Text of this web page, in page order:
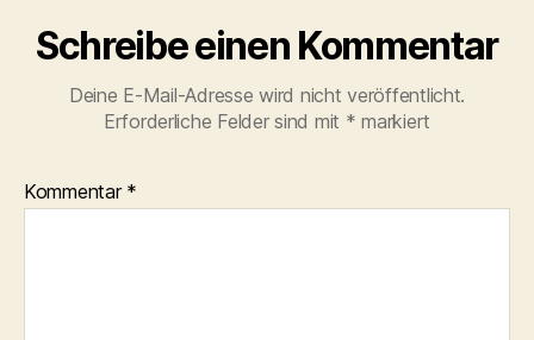
Schreibe einen Kommentar
Deine E-Mail-Adresse wird nicht veröffentlicht.
Erforderliche Felder sind mit * markiert
Kommentar *